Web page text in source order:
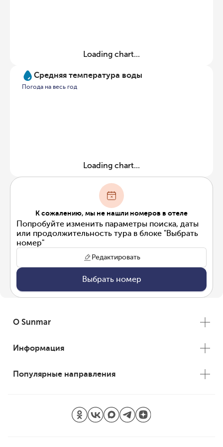
Loading chart...
Средняя температура воды
Погода на весь год
Loading chart...
К сожалению, мы не нашли номеров в отеле
Попробуйте изменить параметры поиска, даты
или продолжительность тура в блоке "Выбрать
номер"
Редактировать
Выбрать номер
О Sunmar
Информация
Популярные направления